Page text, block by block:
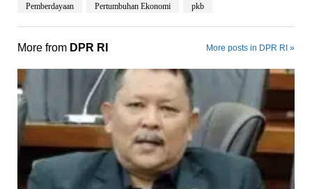
Pemberdayaan
Pertumbuhan Ekonomi pkb
More from DPR RI More posts in DPR RI »